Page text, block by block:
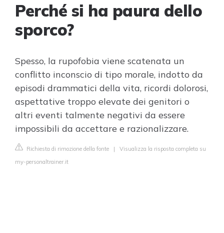
Perché si ha paura dello
sporco?
Spesso, la rupofobia viene scatenata un
conflitto inconscio di tipo morale, indotto da
episodi drammatici della vita, ricordi dolorosi,
aspettative troppo elevate dei genitori o
altri eventi talmente negativi da essere
impossibili da accettare e razionalizzare.
Richiesta di rimozione della fonte | Visualizza la risposta completa su
my-personaltrainer.it